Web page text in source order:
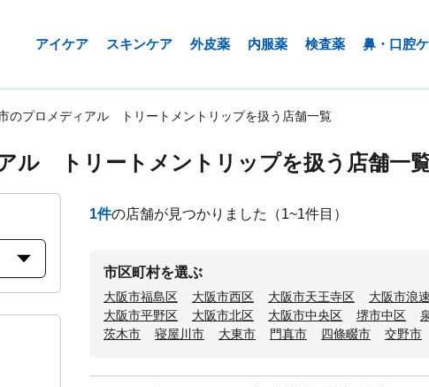
アイケア スキンケア 外皮薬 内服薬 検査薬 鼻・口腔
のプロメディアル トリートメントリップを扱う店舗一覧
ル トリートメントリップを扱う店舗一
1件の店舗が見つかりました （1~1件目）
市区町村を選ぶ
大阪市福島区 大阪市西区 大阪市天王寺区 大阪市浪
大阪市平野区
大阪市北区 大阪市中央区 堺市中区
茨木市
寝屋川市 大東市 門真市 四條畷市 交野市